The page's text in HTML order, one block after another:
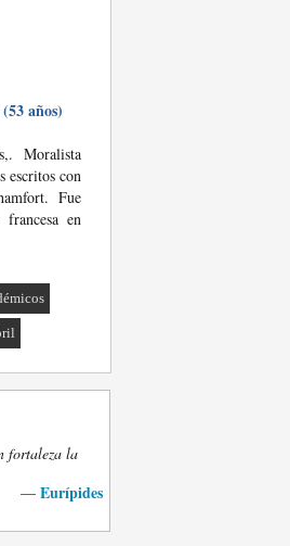
(53 años)
Moralista
escritos con
Fue
en
fortaleza la
— Eurípides